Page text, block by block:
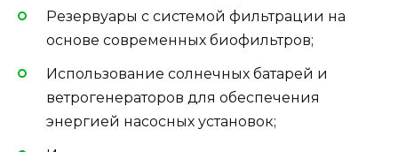
Резервуары с системой фильтрации на
основе современных биофильтров;
Использование солнечных батарей и
ветрогенераторов для обеспечения
энергией насосных установок;